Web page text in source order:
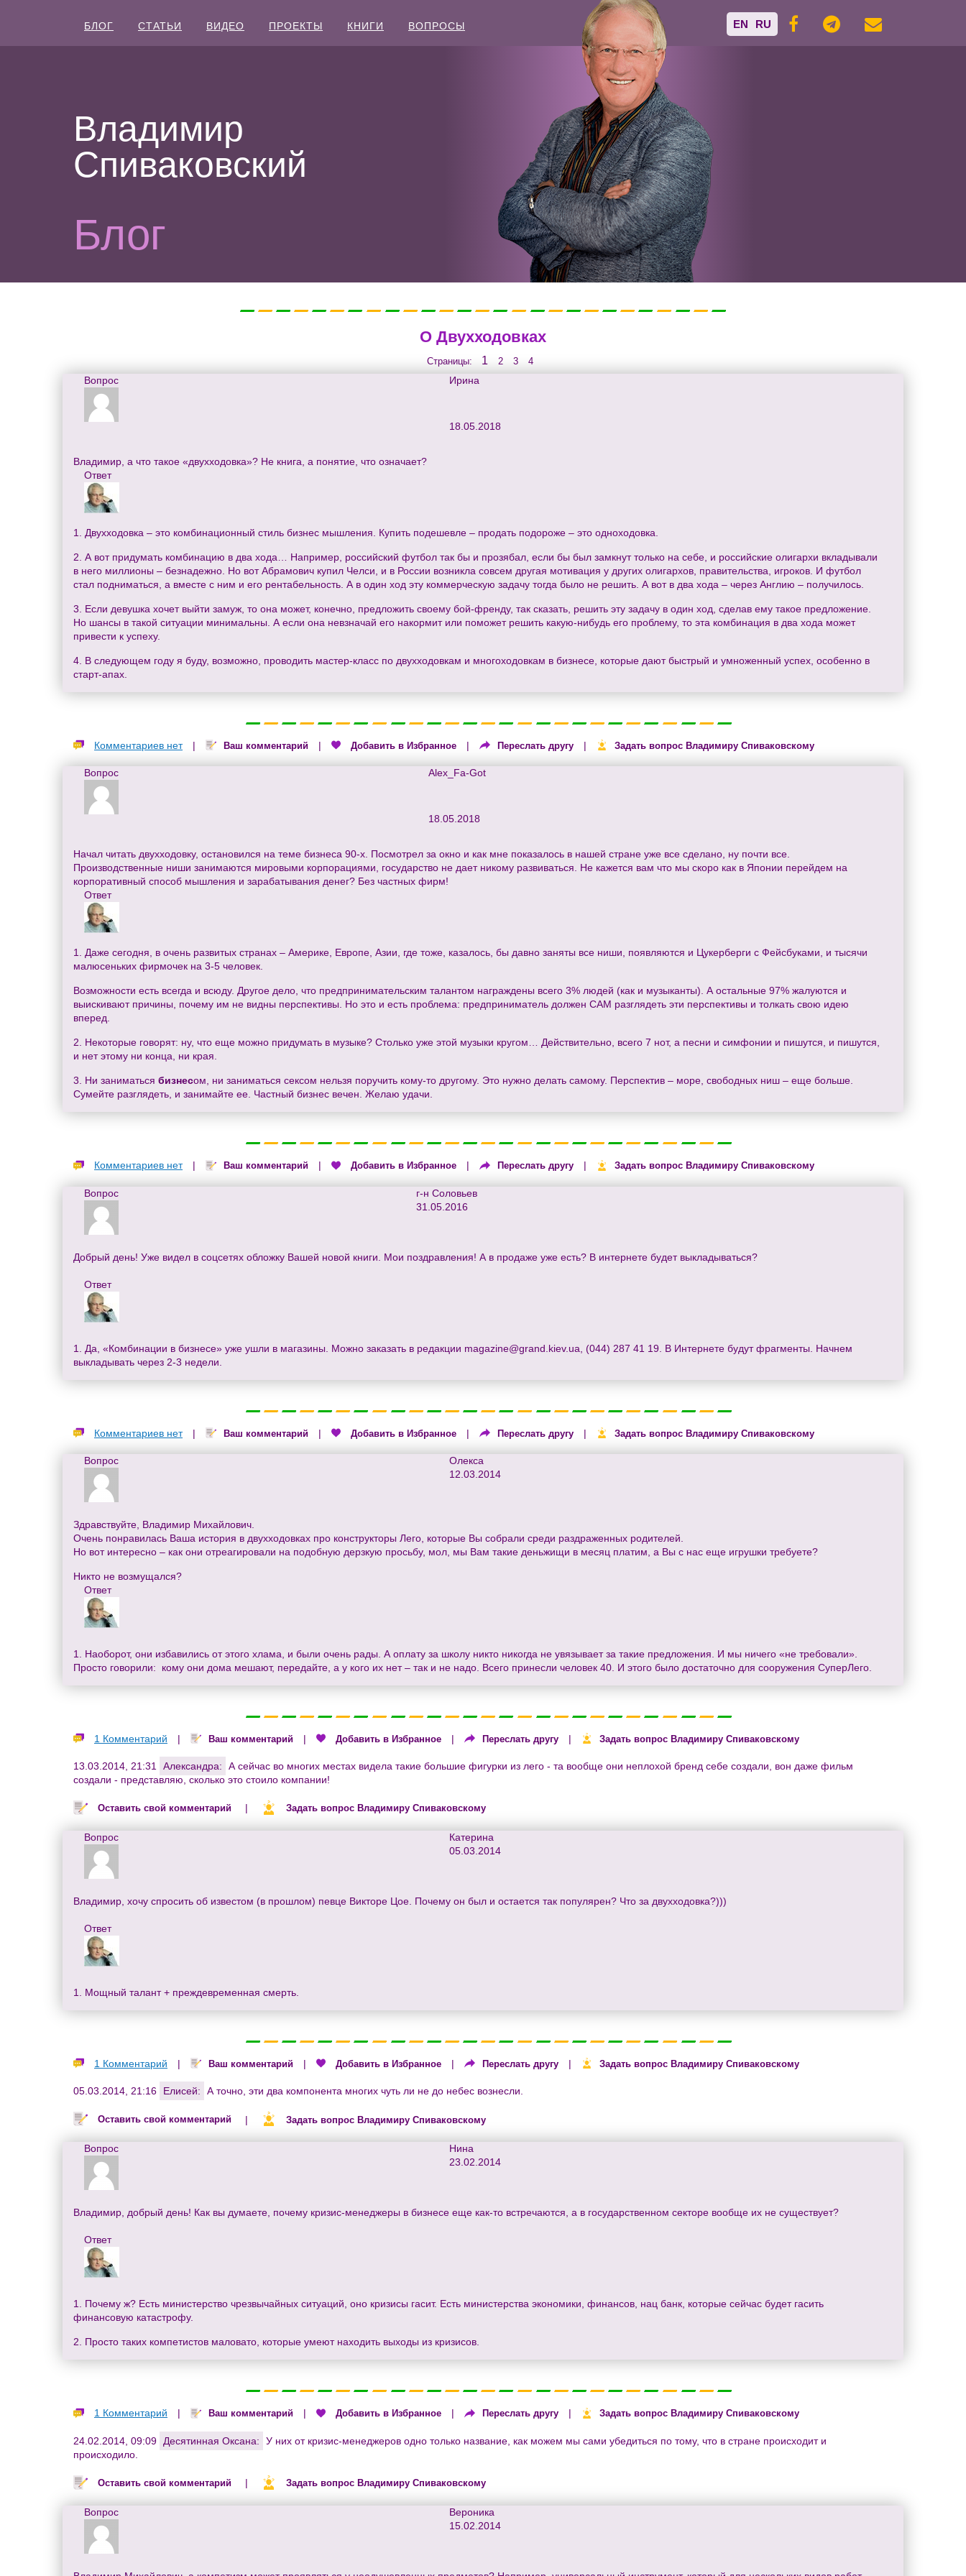
БЛОГ СТАТЬИ ВИДЕО ПРОЕКТЫ КНИГИ ВОПРОСЫ EN RU
Владимир
Спиваковский
Блог
О Двухходовках
Страницы: 1 2 3 4
Вопрос Ирина
18.05.2018
Владимир, а что такое «двухходовка»? Не книга, а понятие, что означает?
Ответ
1. Двухходовка – это комбинационный стиль бизнес мышления. Купить подешевле – продать подороже – это одноходовка.
2. А вот придумать комбинацию в два хода… Например, российский футбол так бы и прозябал, если бы был замкнут только на себе, и российские олигархи вкладывали
в него миллионы – безнадежно. Но вот Абрамович купил Челси, и в России возникла совсем другая мотивация у других олигархов, правительства, игроков. И футбол
стал подниматься, а вместе с ним и его рентабельность. А в один ход эту коммерческую задачу тогда было не решить. А вот в два хода – через Англию – получилось.
3. Если девушка хочет выйти замуж, то она может, конечно, предложить своему бой-френду, так сказать, решить эту задачу в один ход, сделав ему такое предложение.
Но шансы в такой ситуации минимальны. А если она невзначай его накормит или поможет решить какую-нибудь его проблему, то эта комбинация в два хода может
привести к успеху.
4. В следующем году я буду, возможно, проводить мастер-класс по двухходовкам и многоходовкам в бизнесе, которые дают быстрый и умноженный успех, особенно в
старт-апах.
Комментариев нет | Ваш комментарий | Добавить в Избранное | Переслать другу | Задать вопрос Владимиру Спиваковскому
Вопрос Alex_Fa-Got
18.05.2018
Начал читать двухходовку, остановился на теме бизнеса 90-х. Посмотрел за окно и как мне показалось в нашей стране уже все сделано, ну почти все.
Производственные ниши занимаются мировыми корпорациями, государство не дает никому развиваться. Не кажется вам что мы скоро как в Японии перейдем на
корпоративный способ мышления и зарабатывания денег? Без частных фирм!
Ответ
1. Даже сегодня, в очень развитых странах – Америке, Европе, Азии, где тоже, казалось, бы давно заняты все ниши, появляются и Цукерберги с Фейсбуками, и тысячи
малюсеньких фирмочек на 3-5 человек.
Возможности есть всегда и всюду. Другое дело, что предпринимательским талантом награждены всего 3% людей (как и музыканты). А остальные 97% жалуются и
выискивают причины, почему им не видны перспективы. Но это и есть проблема: предприниматель должен САМ разглядеть эти перспективы и толкать свою идею
вперед.
2. Некоторые говорят: ну, что еще можно придумать в музыке? Столько уже этой музыки кругом… Действительно, всего 7 нот, а песни и симфонии и пишутся, и пишутся,
и нет этому ни конца, ни края.
3. Ни заниматься бизнесом, ни заниматься сексом нельзя поручить кому-то другому. Это нужно делать самому. Перспектив – море, свободных ниш – еще больше.
Сумейте разглядеть, и занимайте ее. Частный бизнес вечен. Желаю удачи.
Комментариев нет | Ваш комментарий | Добавить в Избранное | Переслать другу | Задать вопрос Владимиру Спиваковскому
Вопрос
г-н Соловьев
31.05.2016
Добрый день! Уже видел в соцсетях обложку Вашей новой книги. Мои поздравления! А в продаже уже есть? В интернете будет выкладываться?
Ответ
1. Да, «Комбинации в бизнесе» уже ушли в магазины. Можно заказать в редакции magazine@grand.kiev.ua , (044) 287 41 19. В Интернете будут фрагменты. Начнем
выкладывать через 2-3 недели.
Комментариев нет | Ваш комментарий | Добавить в Избранное | Переслать другу | Задать вопрос Владимиру Спиваковскому
Вопрос
Олекса
12.03.2014
Здравствуйте, Владимир Михайлович.
Очень понравилась Ваша история в двухходовках про конструкторы Лего, которые Вы собрали среди раздраженных родителей.
Но вот интересно – как они отреагировали на подобную дерзкую просьбу, мол, мы Вам такие деньжищи в месяц платим, а Вы с нас еще игрушки требуете?
Никто не возмущался?
Ответ
1. Наоборот, они избавились от этого хлама, и были очень рады. А оплату за школу никто никогда не увязывает за такие предложения. И мы ничего «не требовали».
Просто говорили: кому они дома мешают, передайте, а у кого их нет – так и не надо. Всего принесли человек 40. И этого было достаточно для сооружения СуперЛего.
1 Комментарий | Ваш комментарий | Добавить в Избранное | Переслать другу | Задать вопрос Владимиру Спиваковскому
13.03.2014, 21:31 Александра:
А сейчас во многих местах видела такие большие фигурки из лего - та вообще они неплохой бренд себе создали, вон даже фильм
создали - представляю, сколько это стоило компании!
Оставить свой комментарий | Задать вопрос Владимиру Спиваковскому
Вопрос
Катерина
05.03.2014
Владимир, хочу спросить об известом (в прошлом) певце Викторе Цое. Почему он был и остается так популярен? Что за двухходовка?)))
Ответ
1. Мощный талант + преждевременная смерть.
1 Комментарий | Ваш комментарий | Добавить в Избранное | Переслать другу | Задать вопрос Владимиру Спиваковскому
05.03.2014, 21:16 Елисей: А точно, эти два компонента многих чуть ли не до небес вознесли.
Оставить свой комментарий | Задать вопрос Владимиру Спиваковскому
Вопрос
Нина
23.02.2014
Владимир, добрый день! Как вы думаете, почему кризис-менеджеры в бизнесе еще как-то встречаются, а в государственном секторе вообще их не существует?
Ответ
1. Почему ж? Есть министерство чрезвычайных ситуаций, оно кризисы гасит. Есть министерства экономики, финансов, нац банк, которые сейчас будет гасить
финансовую катастрофу.
2. Просто таких компетистов маловато, которые умеют находить выходы из кризисов.
1 Комментарий | Ваш комментарий | Добавить в Избранное | Переслать другу | Задать вопрос Владимиру Спиваковскому
24.02.2014, 09:09 Десятинная Оксана:
У них от кризис-менеджеров одно только название, как можем мы сами убедиться по тому, что в стране происходит и
происходило.
Оставить свой комментарий | Задать вопрос Владимиру Спиваковскому
Вопрос
Вероника
15.02.2014